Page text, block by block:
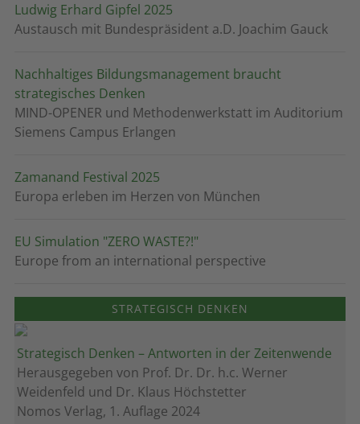
Ludwig Erhard Gipfel 2025
Austausch mit Bundespräsident a.D. Joachim Gauck
Nachhaltiges Bildungsmanagement braucht
strategisches Denken
MIND-OPENER und Methodenwerkstatt im Auditorium
Siemens Campus Erlangen
Zamanand Festival 2025
Europa erleben im Herzen von München
EU Simulation "ZERO WASTE?!"
Europe from an international perspective
STRATEGISCH DENKEN
Strategisch Denken – Antworten in der Zeitenwende
Herausgegeben von Prof. Dr. Dr. h.c. Werner
Weidenfeld und Dr. Klaus Höchstetter
Nomos Verlag, 1. Auflage 2024